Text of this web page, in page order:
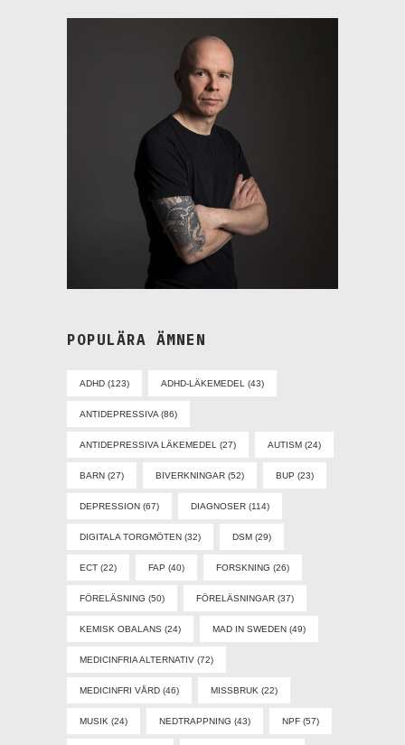
POPULÄRA ÄMNEN
ADHD (123) ADHD-LÄKEMEDEL (43)
ANTIDEPRESSIVA (86)
ANTIDEPRESSIVA LÄKEMEDEL (27) AUTISM (24)
BARN (27) BIVERKNINGAR (52) BUP (23)
DEPRESSION (67) DIAGNOSER (114)
DIGITALA TORGMÖTEN (32) DSM (29)
ECT (22) FAP (40) FORSKNING (26)
FÖRELÄSNING (50) FÖRELÄSNINGAR (37)
KEMISK OBALANS (24) MAD IN SWEDEN (49)
MEDICINFRIA ALTERNATIV (72)
MEDICINFRI VÅRD (46) MISSBRUK (22)
MUSIK (24) NEDTRAPPNING (43) NPF (57)